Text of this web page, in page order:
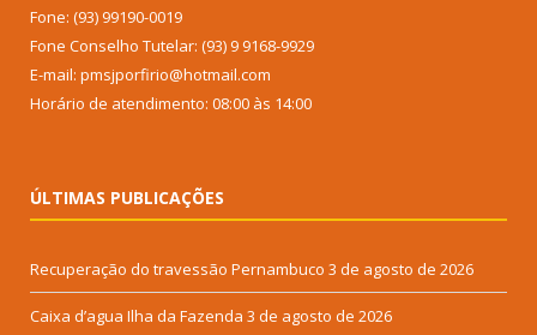
Fone: (93) 99190-0019
Fone Conselho Tutelar: (93) 9 9168-9929
E-mail: pmsjporfirio@hotmail.com
Horário de atendimento: 08:00 às 14:00
ÚLTIMAS PUBLICAÇÕES
Recuperação do travessão Pernambuco 3 de agosto de 2026
Caixa d’agua Ilha da Fazenda 3 de agosto de 2026